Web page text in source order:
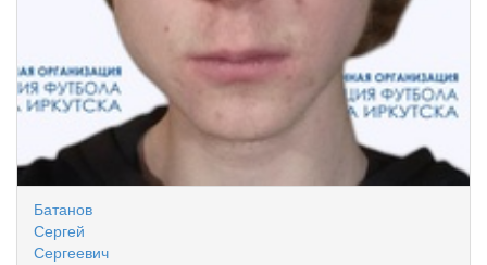
Батанов
Сергей
Сергеевич